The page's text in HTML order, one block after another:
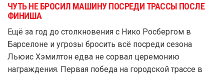
ЧУТЬ НЕ БРОСИЛ МАШИНУ ПОСРЕДИ ТРАССЫ ПОСЛЕ
ФИНИША
Ещё за год до столкновения с Нико Росбергом в
Барселоне и угрозы бросить всё посреди сезона
Льюис Хэмилтон едва не сорвал церемонию
награждения. Первая победа на городской трассе в